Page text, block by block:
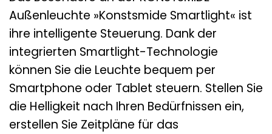
Außenleuchte »Konstsmide Smartlight« ist
ihre intelligente Steuerung. Dank der
integrierten Smartlight-Technologie
können Sie die Leuchte bequem per
Smartphone oder Tablet steuern. Stellen Sie
die Helligkeit nach Ihren Bedürfnissen ein,
erstellen Sie Zeitpläne für das